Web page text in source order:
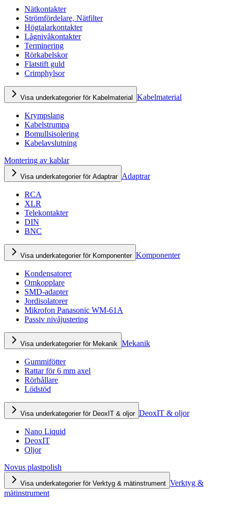
Nätkontakter
Strömfördelare, Nätfilter
Högtalarkontakter
Lågnivåkontakter
Terminering
Rörkabelskor
Flatstift guld
Crimphylsor
Visa underkategorier för Kabelmaterial Kabelmaterial
Krympslang
Kabelstrumpa
Bomullsisolering
Kabelavslutning
Montering av kablar
Visa underkategorier för Adaptrar Adaptrar
RCA
XLR
Telekontakter
DIN
BNC
Visa underkategorier för Komponenter Komponenter
Kondensatorer
Omkopplare
SMD-adapter
Jordisolatorer
Mikrofon Panasonic WM-61A
Passiv nivåjustering
Visa underkategorier för Mekanik Mekanik
Gummifötter
Rattar för 6 mm axel
Rörhållare
Lödstöd
Visa underkategorier för DeoxIT & oljor DeoxIT & oljor
Nano Liquid
DeoxIT
Oljor
Novus plastpolish
Visa underkategorier för Verktyg & mätinstrument Verktyg &
mätinstrument